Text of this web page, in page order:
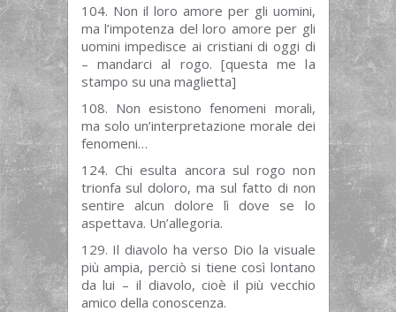
104. Non il loro amore per gli uomini,
ma l’impotenza del loro amore per gli
uomini impedisce ai cristiani di oggi di
– mandarci al rogo. [questa me la
stampo su una maglietta]
108. Non esistono fenomeni morali,
ma solo un’interpretazione morale dei
fenomeni…
124. Chi esulta ancora sul rogo non
trionfa sul doloro, ma sul fatto di non
sentire alcun dolore lì dove se lo
aspettava. Un’allegoria.
129. Il diavolo ha verso Dio la visuale
più ampia, perciò si tiene così lontano
da lui – il diavolo, cioè il più vecchio
amico della conoscenza.